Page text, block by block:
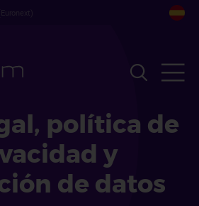
política de
y
de datos